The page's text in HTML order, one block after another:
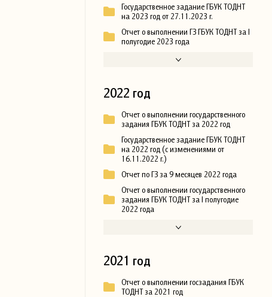
Государственное задание ГБУК ТОДНТ
на 2023 год от 27.11.2023 г.
Отчет о выполнении ГЗ ГБУК ТОДНТ за I
полугодие 2023 года
2022 год
Отчет о выполнении государственного
задания ГБУК ТОДНТ за 2022 год
Государственное задание ГБУК ТОДНТ
на 2022 год (с изменениями от
16.11.2022 г.)
Отчет по ГЗ за 9 месяцев 2022 года
Отчет о выполнении государственного
задания ГБУК ТОДНТ за I полугодие
2022 года
2021 год
Отчет о выполнении госзадания ГБУК
ТОДНТ за 2021 год